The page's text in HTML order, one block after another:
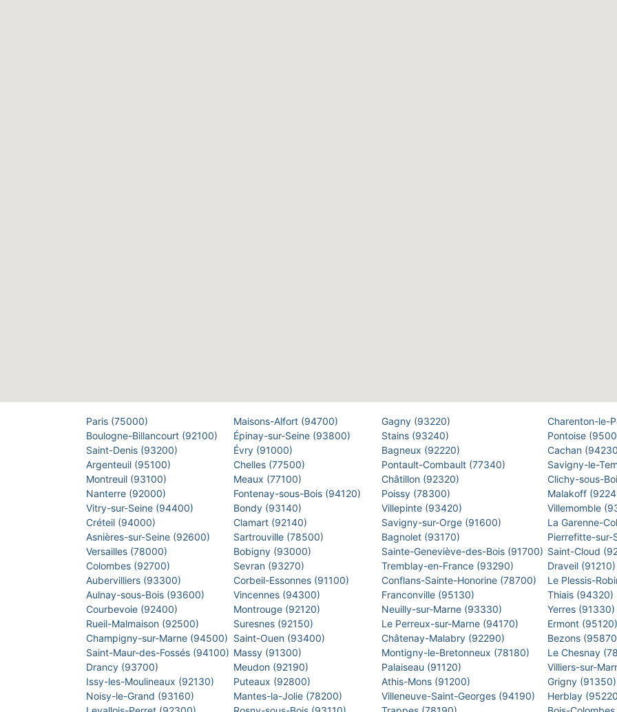
Paris (75000)
Boulogne-Billancourt (92100)
Saint-Denis (93200)
Argenteuil (95100)
Montreuil (93100)
Nanterre (92000)
Vitry-sur-Seine (94400)
Créteil (94000)
Asnières-sur-Seine (92600)
Versailles (78000)
Colombes (92700)
Aubervilliers (93300)
Aulnay-sous-Bois (93600)
Courbevoie (92400)
Rueil-Malmaison (92500)
Champigny-sur-Marne (94500)
Saint-Maur-des-Fossés (94100)
Drancy (93700)
Issy-les-Moulineaux (92130)
Noisy-le-Grand (93160)
Maisons-Alfort (94700)
Épinay-sur-Seine (93800)
Évry (91000)
Chelles (77500)
Meaux (77100)
Fontenay-sous-Bois (94120)
Bondy (93140)
Clamart (92140)
Sartrouville (78500)
Bobigny (93000)
Sevran (93270)
Corbeil-Essonnes (91100)
Vincennes (94300)
Montrouge (92120)
Suresnes (92150)
Saint-Ouen (93400)
Massy (91300)
Meudon (92190)
Puteaux (92800)
Mantes-la-Jolie (78200)
Gagny (93220)
Stains (93240)
Bagneux (92220)
Pontault-Combault (77340)
Châtillon (92320)
Poissy (78300)
Villepinte (93420)
Savigny-sur-Orge (91600)
Bagnolet (93170)
Sainte-Geneviève-des-Bois (91700)
Tremblay-en-France (93290)
Conflans-Sainte-Honorine (78700)
Franconville (95130)
Neuilly-sur-Marne (93330)
Le Perreux-sur-Marne (94170)
Châtenay-Malabry (92290)
Montigny-le-Bretonneux (78180)
Palaiseau (91120)
Athis-Mons (91200)
Villeneuve-Saint-Georges (94190)
Charenton-le-
Pontoise
Cachan
Savigny-le-
Clichy-sous-
Malakoff
Villemomble
La Garenne-
Pierrefitte-
Saint-Cloud
Draveil
Le Plessis-
Thiais (94320)
Yerres (91330)
Ermont
Bezons
Le Chesnay
Villiers-sur-
Grigny
Herblay